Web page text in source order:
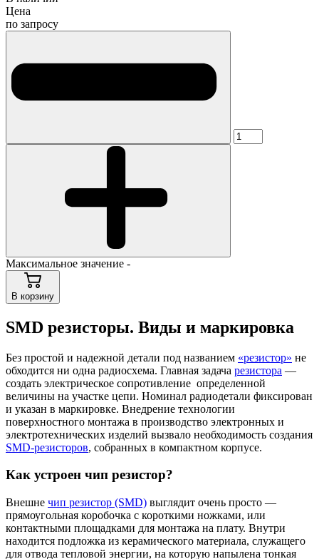
Цена
по запросу
Максимальное значение -
В корзину
SMD резисторы. Виды и маркировка
Без простой и надежной детали под названием «резистор» не
обходится ни одна радиосхема. Главная задача резистора —
создать электрическое сопротивление определенной
величины на участке цепи. Номинал радиодетали фиксирован
и указан в маркировке. Внедрение технологии
поверхностного монтажа в производство электронных и
электротехнических изделий вызвало необходимость создания
SMD-резисторов, собранных в компактном корпусе.
Как устроен чип резистор?
Внешне чип резистор (SMD) выглядит очень просто —
прямоугольная коробочка с короткими ножками, или
контактными площадками для монтажа на плату. Внутри
находится подложка из керамического материала, служащего
для отвода тепловой энергии, на которую напылена тонкая